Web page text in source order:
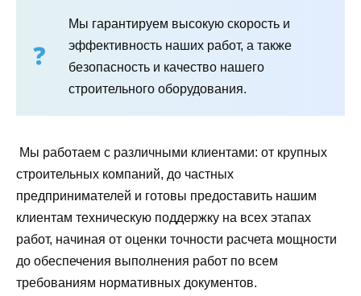
Мы гарантируем высокую скорость и
эффективность наших работ, а также
безопасность и качество нашего
строительного оборудования.
Мы работаем с различными клиентами: от крупных
строительных компаний, до частных
предпринимателей и готовы предоставить нашим
клиентам техническую поддержку на всех этапах
работ, начиная от оценки точности расчета мощности
до обеспечения выполнения работ по всем
требованиям нормативных документов.